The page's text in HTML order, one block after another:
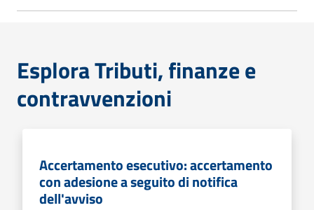
Esplora Tributi, finanze e
contravvenzioni
Accertamento esecutivo: accertamento
con adesione a seguito di notifica
dell'avviso